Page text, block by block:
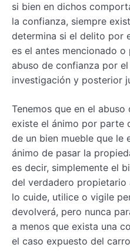
si bien en dichos
la confianza, siempre
determina si el delito por
es el antes mencionado
abuso de confianza por
investigación y posterior
Tenemos que en el
existe el ánimo por parte
de un bien mueble que le
ánimo de pasar la
es decir, simplemente el
del verdadero propietario
lo cuide, utilice o vigile
devolverá, pero nunca
a menos que exista una
el caso expuesto del